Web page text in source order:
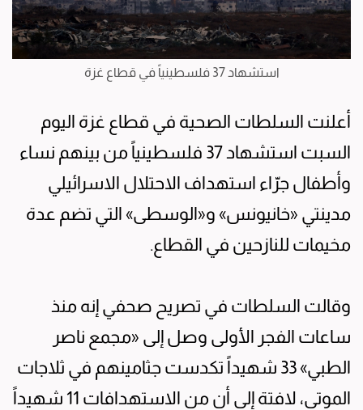
استشهاد 37 فلسطينياً في قطاع غزة
أعلنت السلطات الصحية في قطاع غزة اليوم
السبت استشهاد 37 فلسطينياً من بينهم نساء
وأطفال جرّاء استهداف الاحتلال الاسرائيلي
مدينتي «خانيونس» و«الوسطى» التي تضم عدة
مخيمات للنازحين في القطاع.
وقالت السلطات في تصريح صحفي إنه منذ
ساعات الفجر الأولى وصل إلى «مجمع ناصر
الطبي» 33 شهيداً تكدست جثامينهم في ثلاجات
الموتى، لافتة إلى أن من الاستهدافات 11 شهيداً